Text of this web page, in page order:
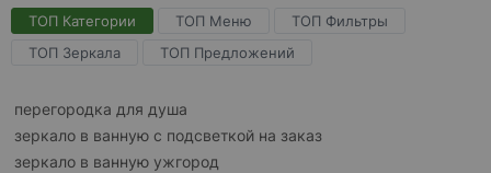
ТОП Категории ТОП Меню
ТОП Фильтры
ТОП Зеркала
ТОП Предложений
перегородка для душа
зеркало в ванную с подсветкой на заказ
зеркало в ванную ужгород